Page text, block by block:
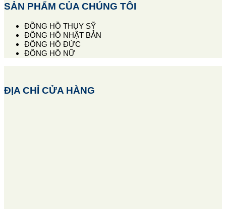
SẢN PHẨM CỦA CHÚNG TÔI
ĐỒNG HỒ THỤY SỸ
ĐỒNG HỒ NHẬT BẢN
ĐỒNG HỒ ĐỨC
ĐỒNG HỒ NỮ
ĐỊA CHỈ CỬA HÀNG